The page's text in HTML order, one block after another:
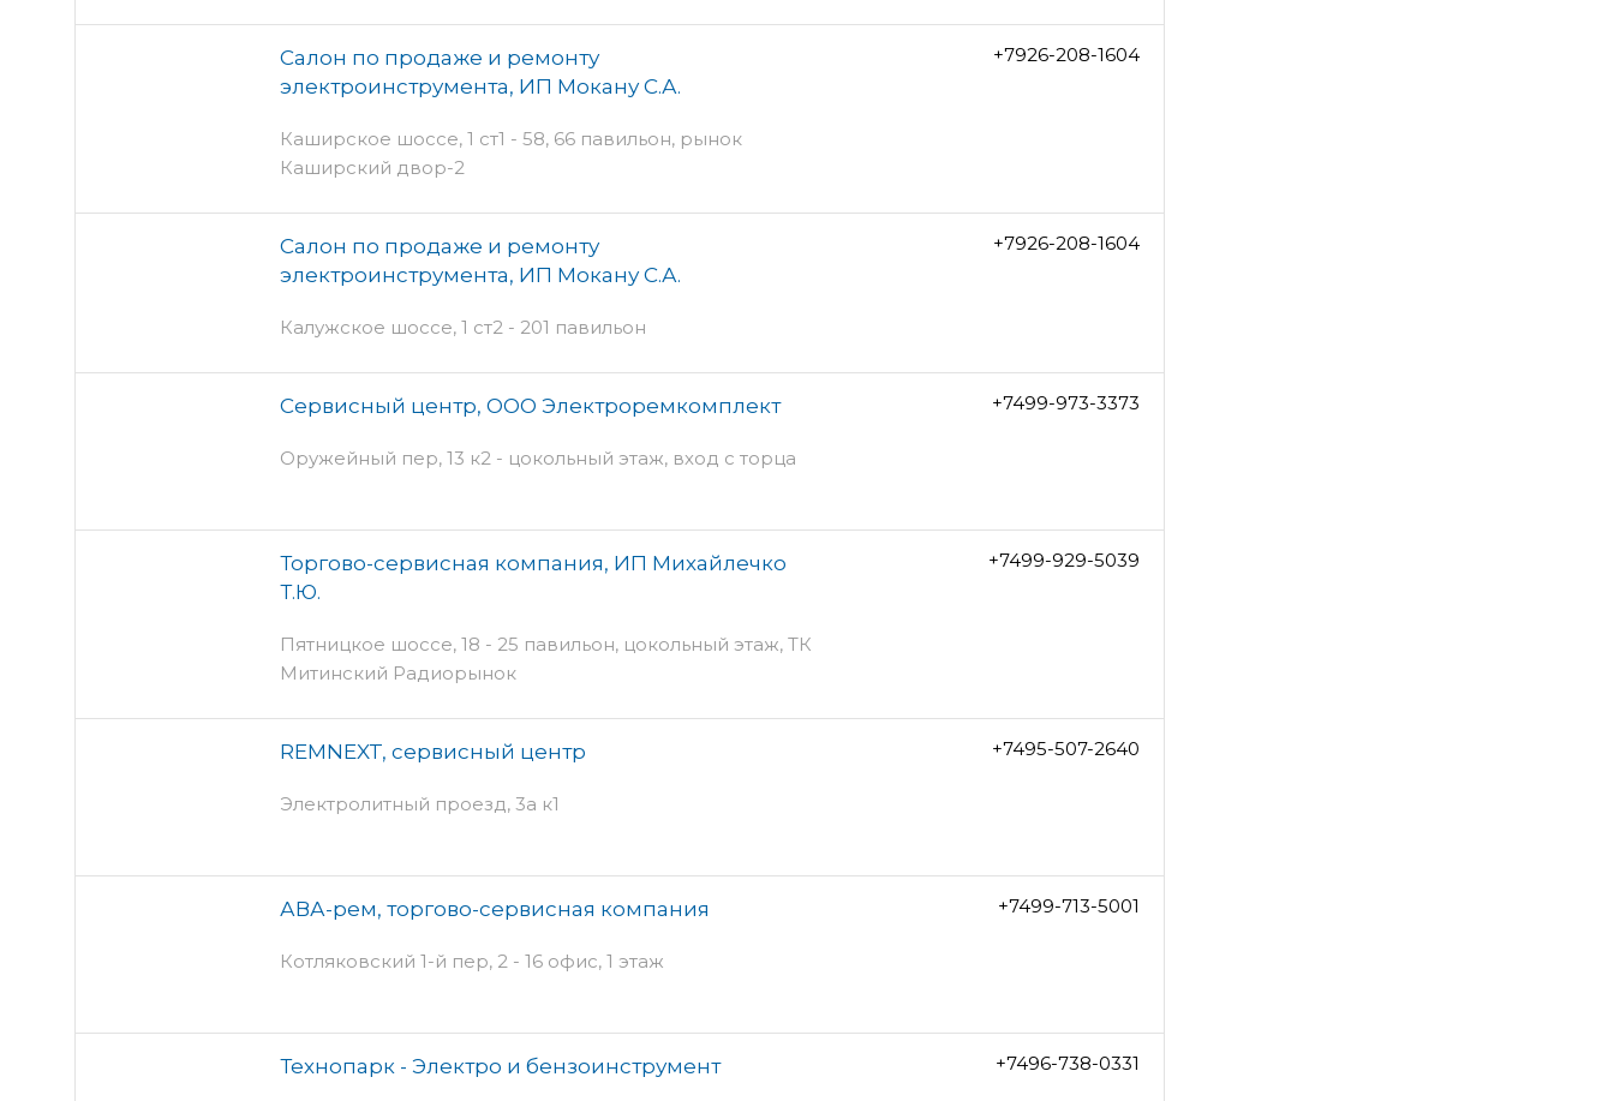
Салон по продаже и ремонту
электроинструмента, ИП Мокану С.А.
Каширское шоссе, 1 ст1 - 58, 66 павильон, рынок
Каширский двор-2
+7926-208-1604
Салон по продаже и ремонту
электроинструмента, ИП Мокану С.А.
Калужское шоссе, 1 ст2 - 201 павильон
+7926-208-1604
Сервисный центр, ООО Электроремкомплект
Оружейный пер, 13 к2 - цокольный этаж, вход с торца
+7499-973-3373
Торгово-сервисная компания, ИП Михайлечко
Т.Ю.
Пятницкое шоссе, 18 - 25 павильон, цокольный этаж, ТК
Митинский Радиорынок
+7499-929-5039
REMNEXT, сервисный центр
Электролитный проезд, 3а к1
+7495-507-2640
АВА-рем, торгово-сервисная компания
Котляковский 1-й пер, 2 - 16 офис, 1 этаж
+7499-713-5001
Технопарк - Электро и бензоинструмент +7496-738-0331